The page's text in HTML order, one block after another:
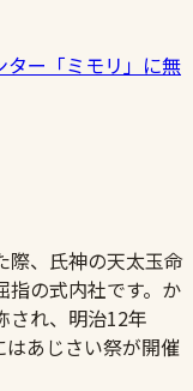
ター「ミモリ」に無
際、氏神の天太玉命
指の式内社です。か
され、明治12年
はあじさい祭が開催